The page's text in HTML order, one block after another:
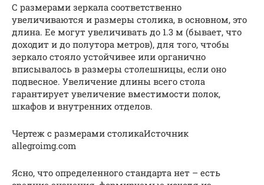
С размерами зеркала соответственно
увеличиваются и размеры столика, в основном, это
длина. Ее могут увеличивать до 1.3 м (бывает, что
доходит и до полутора метров), для того, чтобы
зеркало стояло устойчивее или органично
вписывалось в размеры столешницы, если оно
подвесное. Увеличение длины всего стола
гарантирует увеличение вместимости полок,
шкафов и внутренних отделов.
Чертеж с размерами столикаИсточник
allegroimg.com
Ясно, что определенного стандарта нет – есть